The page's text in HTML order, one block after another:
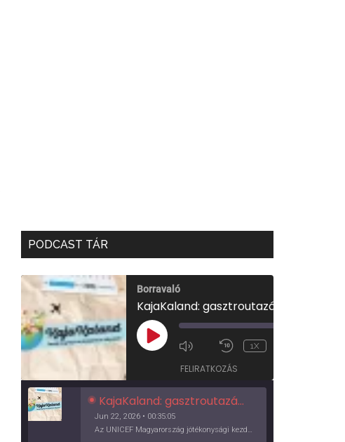
PODCAST TÁR
Borravaló
PLAY
EPISODE
1X
FELIRATKOZÁS
KajaKaland: gasztroutazás a föld körül
Jun 22, 2026 • 00:35:05
Az UNICEF Magyarország jótékonysági kezdeményezése izgalmas, egész éves világkörüli ízutazásra hív, igazi családi program és gasztroedukáció, illetve segítség a rászorulóknak is egyben.